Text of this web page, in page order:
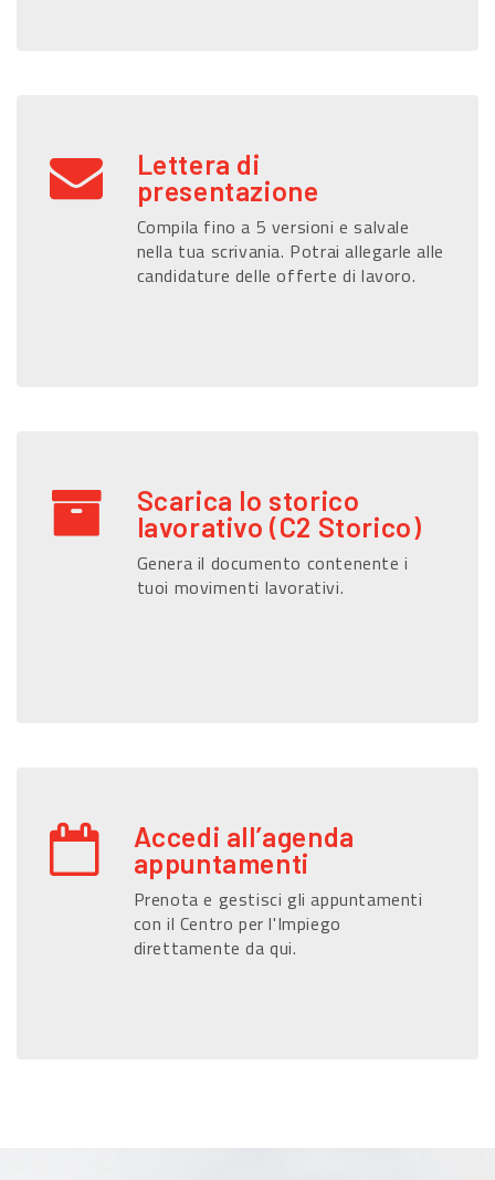
Lettera di
presentazione
Compila fino a 5 versioni e salvale
nella tua scrivania. Potrai allegarle alle
candidature delle offerte di lavoro.
Scarica lo storico
lavorativo (C2 Storico)
Genera il documento contenente i
tuoi movimenti lavorativi.
Accedi all’agenda
appuntamenti
Prenota e gestisci gli appuntamenti
con il Centro per l'Impiego
direttamente da qui.